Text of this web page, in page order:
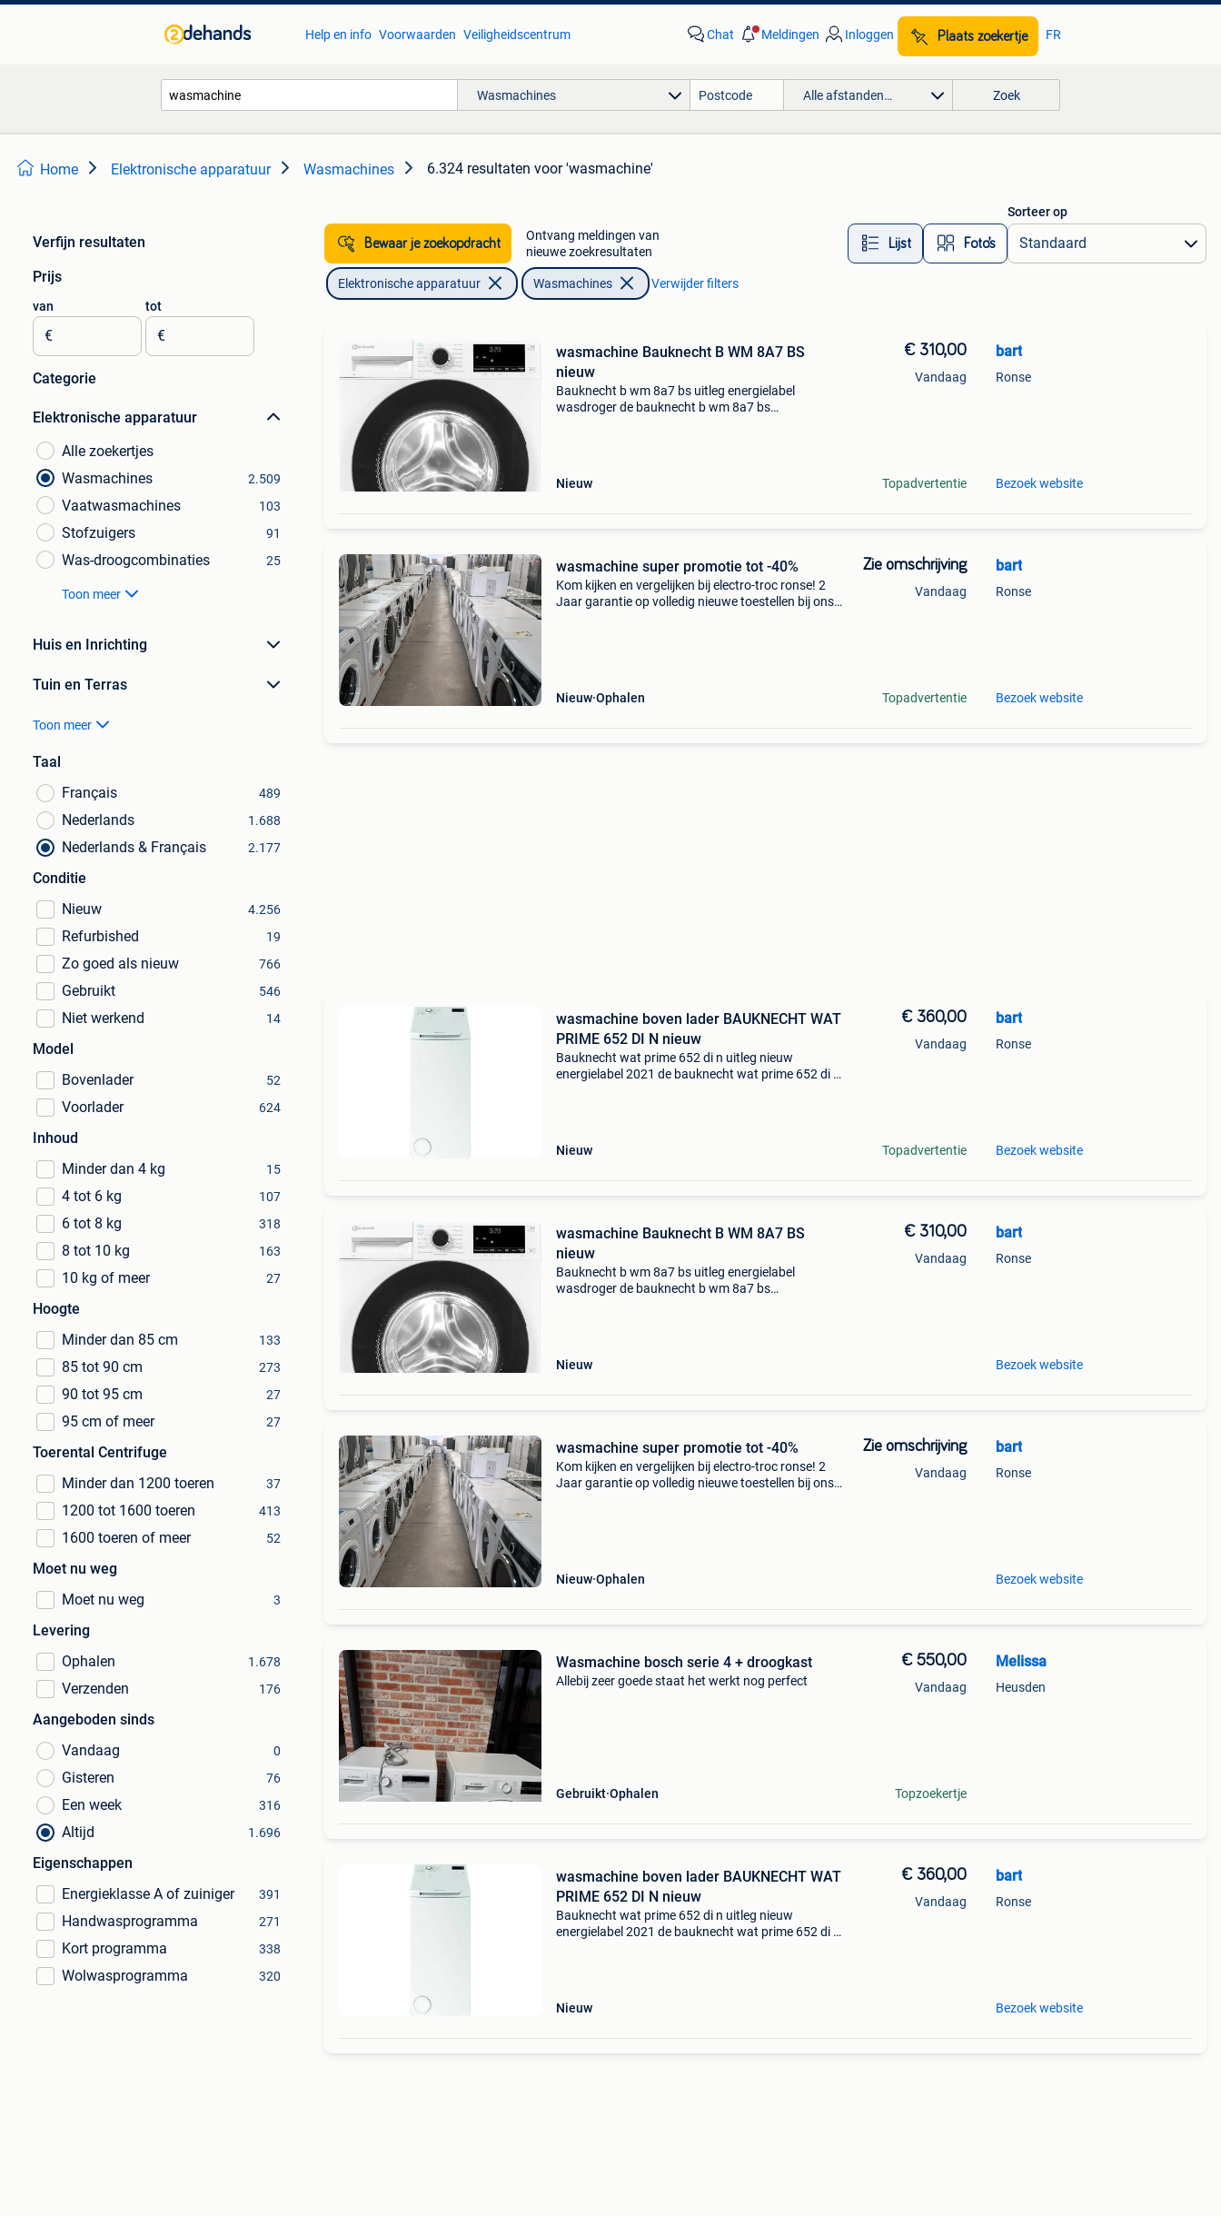
Help en info Voorwaarden Veiligheidscentrum Chat Meldingen Inloggen Plaats zoekertje FR
Wasmachines Alle afstanden… Zoek
Home Elektronische apparatuur Wasmachines 6.324 resultaten voor 'wasmachine'
Verfijn resultaten
Prijs
van
€
tot
€
Categorie
Elektronische apparatuur
Alle zoekertjes
Wasmachines
2.509
Vaatwasmachines 103
Stofzuigers 91
Was-droogcombinaties 25
Toon meer
Huis en Inrichting
Tuin en Terras
Toon meer
Taal
Français
489
Nederlands 1.688
Nederlands & Français 2.177
Conditie
Nieuw
4.256
Refurbished 19
Zo goed als nieuw 766
Gebruikt 546
Niet werkend 14
Model
Bovenlader
52
Voorlader 624
Inhoud
Minder dan 4 kg
15
4 tot 6 kg 107
6 tot 8 kg 318
8 tot 10 kg 163
10 kg of meer 27
Hoogte
Minder dan 85 cm
133
85 tot 90 cm 273
90 tot 95 cm 27
95 cm of meer 27
Toerental Centrifuge
Minder dan 1200 toeren
37
1200 tot 1600 toeren 413
1600 toeren of meer 52
Moet nu weg
Moet nu weg
3
Levering
Ophalen
1.678
Verzenden 176
Aangeboden sinds
Vandaag
0
Gisteren 76
Een week 316
Altijd 1.696
Eigenschappen
Energieklasse A of zuiniger
391
Handwasprogramma 271
Kort programma 338
Wolwasprogramma 320
Bewaar je zoekopdracht
Ontvang meldingen van
nieuwe zoekresultaten
Lijst Foto’s
Sorteer op
Elektronische apparatuur Wasmachines Verwijder filters
wasmachine Bauknecht B WM 8A7 BS
nieuw
Bauknecht b wm 8a7 bs uitleg energielabel
wasdroger de bauknecht b wm 8a7 bs
Nieuw
€ 310,00
Vandaag
Topadvertentie
bart
Ronse
Bezoek website
wasmachine super promotie tot -40%
Kom kijken en vergelijken bij electro-troc ronse! 2
Jaar garantie op volledig nieuwe toestellen bij ons
Nieuw Ophalen
Zie omschrijving
Vandaag
Topadvertentie
bart
Ronse
Bezoek website
wasmachine boven lader BAUKNECHT WAT
PRIME 652 DI N nieuw
Bauknecht wat prime 652 di n uitleg nieuw
energielabel 2021 de bauknecht wat prime 652 di n
Nieuw
€ 360,00
Vandaag
Topadvertentie
bart
Ronse
Bezoek website
wasmachine Bauknecht B WM 8A7 BS
nieuw
Bauknecht b wm 8a7 bs uitleg energielabel
wasdroger de bauknecht b wm 8a7 bs
Nieuw
€ 310,00
Vandaag
bart
Ronse
Bezoek website
wasmachine super promotie tot -40%
Kom kijken en vergelijken bij electro-troc ronse! 2
Jaar garantie op volledig nieuwe toestellen bij ons
Nieuw Ophalen
Zie omschrijving
Vandaag
bart
Ronse
Bezoek website
Wasmachine bosch serie 4 + droogkast
Allebij zeer goede staat het werkt nog perfect
Gebruikt Ophalen
€ 550,00
Vandaag
Topzoekertje
Melissa
Heusden
wasmachine boven lader BAUKNECHT WAT
PRIME 652 DI N nieuw
Bauknecht wat prime 652 di n uitleg nieuw
energielabel 2021 de bauknecht wat prime 652 di n
Nieuw
€ 360,00
Vandaag
bart
Ronse
Bezoek website